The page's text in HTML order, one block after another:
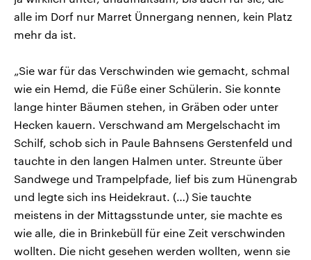
alle im Dorf nur Marret Ünnergang nennen, kein Platz
mehr da ist.
„Sie war für das Verschwinden wie gemacht, schmal
wie ein Hemd, die Füße einer Schülerin. Sie konnte
lange hinter Bäumen stehen, in Gräben oder unter
Hecken kauern. Verschwand am Mergelschacht im
Schilf, schob sich in Paule Bahnsens Gerstenfeld und
tauchte in den langen Halmen unter. Streunte über
Sandwege und Trampelpfade, lief bis zum Hünengrab
und legte sich ins Heidekraut. (…) Sie tauchte
meistens in der Mittagsstunde unter, sie machte es
wie alle, die in Brinkebüll für eine Zeit verschwinden
wollten. Die nicht gesehen werden wollten, wenn sie